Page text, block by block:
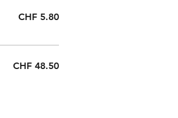
CHF 5.80
CHF 48.50